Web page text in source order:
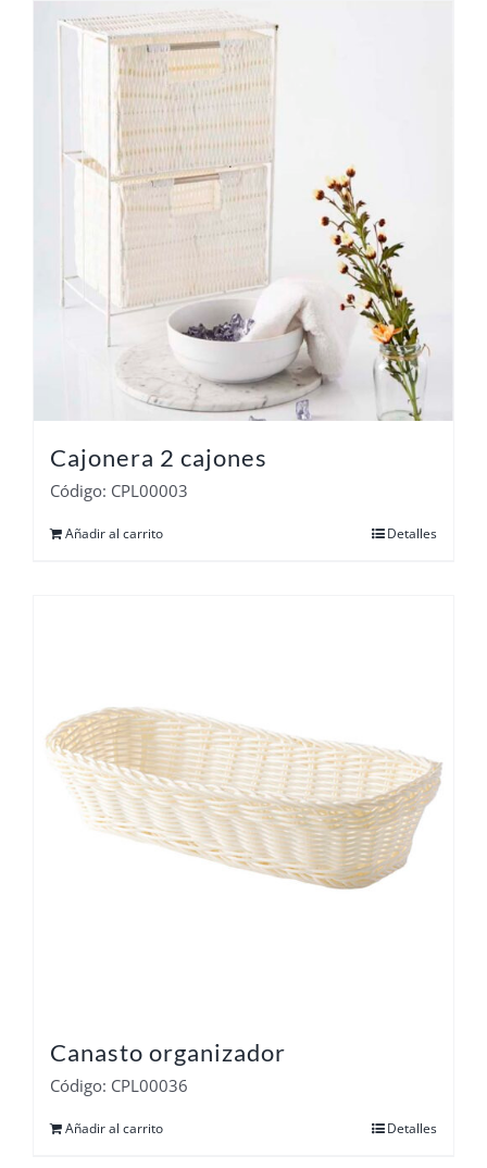
Cajonera 2 cajones
Código: CPL00003
Añadir al carrito Detalles
Canasto organizador
Código: CPL00036
Añadir al carrito Detalles